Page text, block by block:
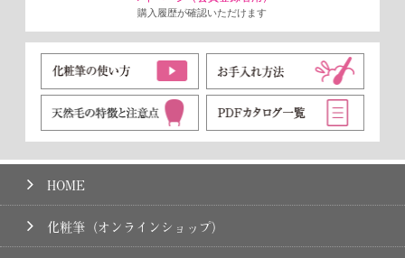
購入履歴が確認いただけます
HOME
化粧筆（オンラインショップ）